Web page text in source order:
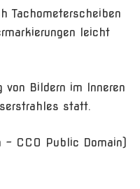
Tachometerscheiben
leicht
von Bildern im Inneren
statt.
– CC0 Public Domain)